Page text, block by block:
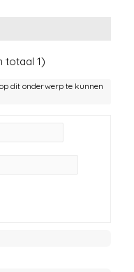
totaal 1)
dit onderwerp te kunnen